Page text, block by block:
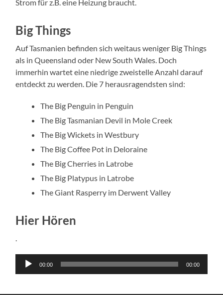
Strom für z.B. eine Heizung braucht.
Big Things
Auf Tasmanien befinden sich weitaus weniger Big Things
als in Queensland oder New South Wales. Doch
immerhin wartet eine niedrige zweistelle Anzahl darauf
entdeckt zu werden. Die 7 herausragendsten sind:
The Big Penguin in Penguin
The Big Tasmanian Devil in Mole Creek
The Big Wickets in Westbury
The Big Coffee Pot in Deloraine
The Big Cherries in Latrobe
The Big Platypus in Latrobe
The Giant Rasperry im Derwent Valley
Hier Hören
.
Audio-
00:00 00:00